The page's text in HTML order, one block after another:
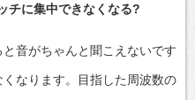
チに集中できなくなる?
と音がちゃんと聞こえないです
なります。目指した周波数の